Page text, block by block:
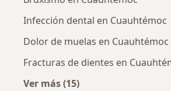
Infección dental en Cuauhtémoc
Dolor de muelas en Cuauhtémoc
Fracturas de dientes en
Ver más (15)